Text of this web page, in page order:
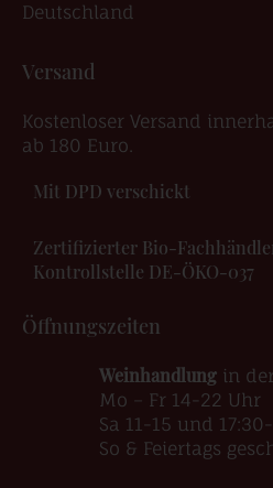
Deutschland
Versand
Kostenloser Versand
ab 180 Euro.
Mit DPD verschickt
Zertifizierter Bio-
Kontrollstelle DE-ÖKO-037
Öffnungszeiten
Weinhandlungin der
Mo – Fr 14-22 Uhr
Sa 11-15 und
So & Feiertags